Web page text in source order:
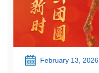
February 13, 2026